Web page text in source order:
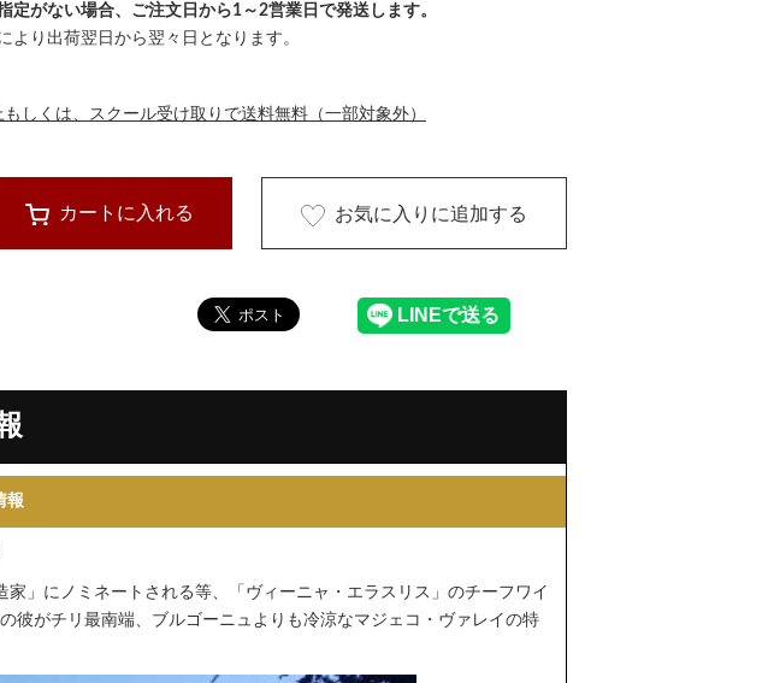
定がない場合、ご注文日から1～2営業日で発送します。
より出荷翌日から翌々日となります。
しくは、スクール受け取りで送料無料（一部対象外）
カートに入れる お気に入りに追加する
報
」にノミネートされる等、「ヴィーニャ・エラスリス」のチーフワイ
彼がチリ最南端、ブルゴーニュよりも冷涼なマジェコ・ヴァレイの特